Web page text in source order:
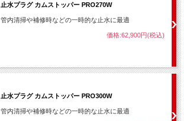
止水プラグ カムストッパー PRO270W
管内清掃や補修時などの一時的な止水に最適
価格:62,900円(税込)
止水プラグ カムストッパー PRO300W
管内清掃や補修時などの一時的な止水に最適